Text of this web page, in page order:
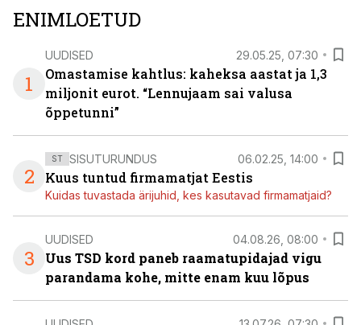
ENIMLOETUD
1
UUDISED 29.05.25, 07:30
Omastamise kahtlus: kaheksa aastat ja 1,3
miljonit eurot. “Lennujaam sai valusa
õppetunni”
2
ST SISUTURUNDUS 06.02.25, 14:00
Kuus tuntud firmamatjat Eestis
Kuidas tuvastada ärijuhid, kes kasutavad firmamatjaid?
3
UUDISED 04.08.26, 08:00
Uus TSD kord paneb raamatupidajad vigu
parandama kohe, mitte enam kuu lõpus